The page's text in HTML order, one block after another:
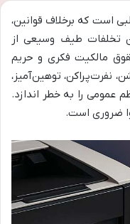
است که برخلاف قوانین،
تخلفات طیف وسیعی از
مالکیت فکری و حریم
نفرت‌پراکن، توهین‌آمیز،
عمومی را به خطر اندازد.
ضروری است.